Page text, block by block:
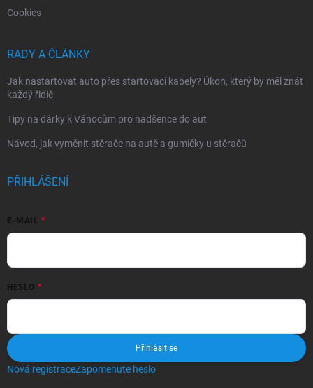
Cookies
RADY A ČLÁNKY
Jak nastartovat auto přes startovací kabely? Úkon, který by měl znát
každý řidič
Tipy na dárky k Vánocům pro nadšence do aut
Návod, jak vyměnit stěrače na autě a gumičky u stěračů
PŘIHLÁŠENÍ
E-MAIL
HESLO
Přihlásit se
Nová registraceZapomenuté heslo